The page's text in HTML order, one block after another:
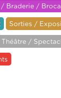
/ Braderie /
Sorties /
Théâtre /